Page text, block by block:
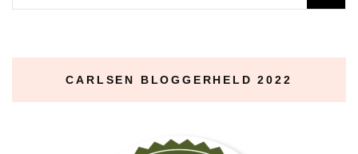
nach:
CARLSEN BLOGGERHELD 2022